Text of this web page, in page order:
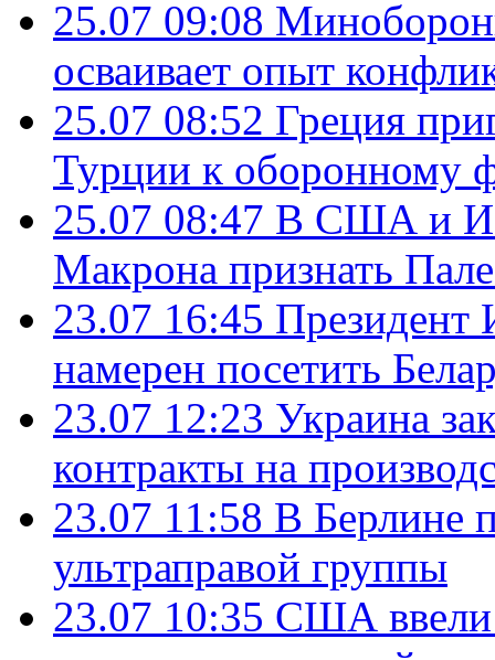
25.07 09:08
осваивает опыт
25.07 08:52 Греция
Турции к оборонному
25.07 08:47 В США и
Макрона признать
23.07 16:45 Президент
намерен посетить
23.07 12:23 Украина
контракты на
23.07 11:58 В Берлине
ультраправой группы
23.07 10:35 США ввели